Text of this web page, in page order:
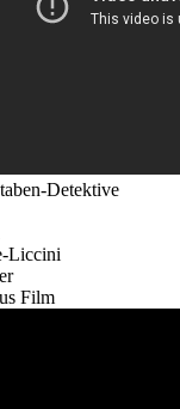
Detektive
Liccini
Film